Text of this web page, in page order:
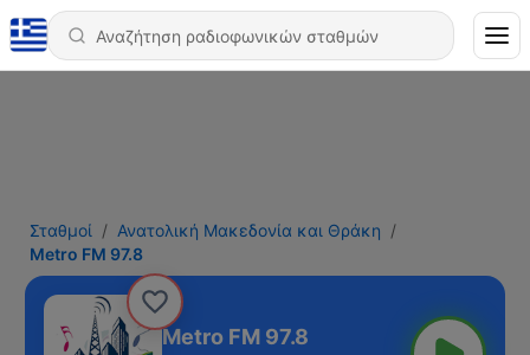
Σταθμοί
Ανατολική Μακεδονία και Θράκη
Metro FM 97.8
Metro FM 97.8